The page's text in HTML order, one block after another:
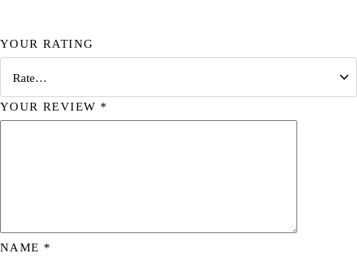
YOUR RATING
YOUR REVIEW *
NAME *